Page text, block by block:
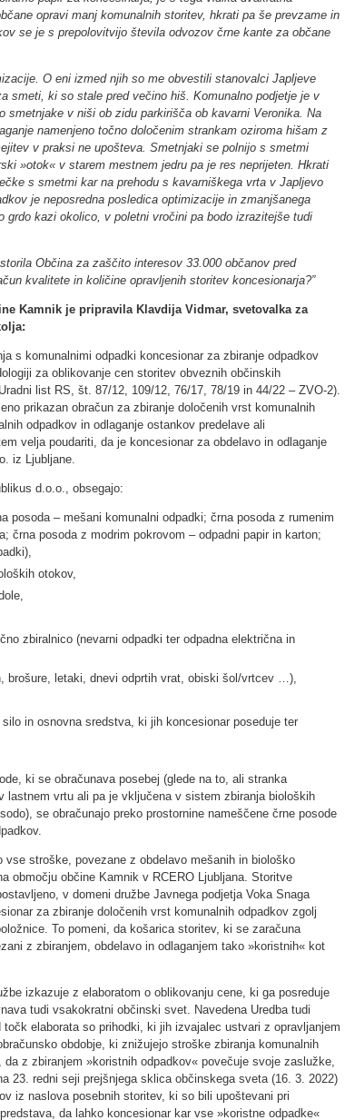
opravi manj komunalnih storitev, hkrati pa še prevzame in
se je s prepolovitvijo števila odvozov črne kante za občane
O eni izmed njih so me obvestili stanovalci Japljeve
smeti, ki so stale pred večino hiš. Komunalno podjetje je v
smetnjake v niši ob zidu parkirišča ob kavarni Veronika. Na
namenjeno točno določenim strankam oziroma hišam z
v praksi ne upošteva. Smetnjaki se polnijo s smetmi
»otok« v starem mestnem jedru pa je res neprijeten. Hkrati
s smetmi kar na prehodu s kavarniškega vrta v Japljevo
je neposredna posledica optimizacije in zmanjšanega
grdo kazi okolico, v poletni vročini pa bodo izrazitejše tudi
Občina za zaščito interesov 33.000 občanov pred
kvalitete in količine opravljenih storitev koncesionarja?”
Kamnik je pripravila Klavdija Vidmar, svetovalka za
s komunalnimi odpadki koncesionar za zbiranje odpadkov
za oblikovanje cen storitev obveznih občinskih
list RS, št. 87/12, 109/12, 76/17, 78/19 in 44/22 – ZVO-2).
prikazan obračun za zbiranje določenih vrst komunalnih
odpadkov in odlaganje ostankov predelave ali
velja poudariti, da je koncesionar za obdelavo in odlaganje
iz Ljubljane.
d.o.o., obsegajo:
posoda – mešani komunalni odpadki; črna posoda z rumenim
črna posoda z modrim pokrovom – odpadni papir in karton;
otokov,
zbiralnico (nevarni odpadki ter odpadna električna in
brošure, letaki, dnevi odprtih vrat, obiski šol/vrtcev …),
in osnovna sredstva, ki jih koncesionar poseduje ter
ki se obračunava posebej (glede na to, ali stranka
lastnem vrtu ali pa je vključena v sistem zbiranja bioloških
se obračunajo preko prostornine nameščene črne posode
vse stroške, povezane z obdelavo mešanih in biološko
območju občine Kamnik v RCERO Ljubljana. Storitve
v domeni družbe Javnega podjetja Voka Snaga
za zbiranje določenih vrst komunalnih odpadkov zgolj
To pomeni, da košarica storitev, ki se zaračuna
z zbiranjem, obdelavo in odlaganjem tako »koristnih« kot
izkazuje z elaboratom o oblikovanju cene, ki ga posreduje
tudi vsakokratni občinski svet. Navedena Uredba tudi
elaborata so prihodki, ki jih izvajalec ustvari z opravljanjem
obdobje, ki znižujejo stroške zbiranja komunalnih
z zbiranjem »koristnih odpadkov« povečuje svoje zaslužke,
23. redni seji prejšnjega sklica občinskega sveta (16. 3. 2022)
iz naslova posebnih storitev, ki so bili upoštevani pri
da lahko koncesionar kar vse »koristne odpadke«